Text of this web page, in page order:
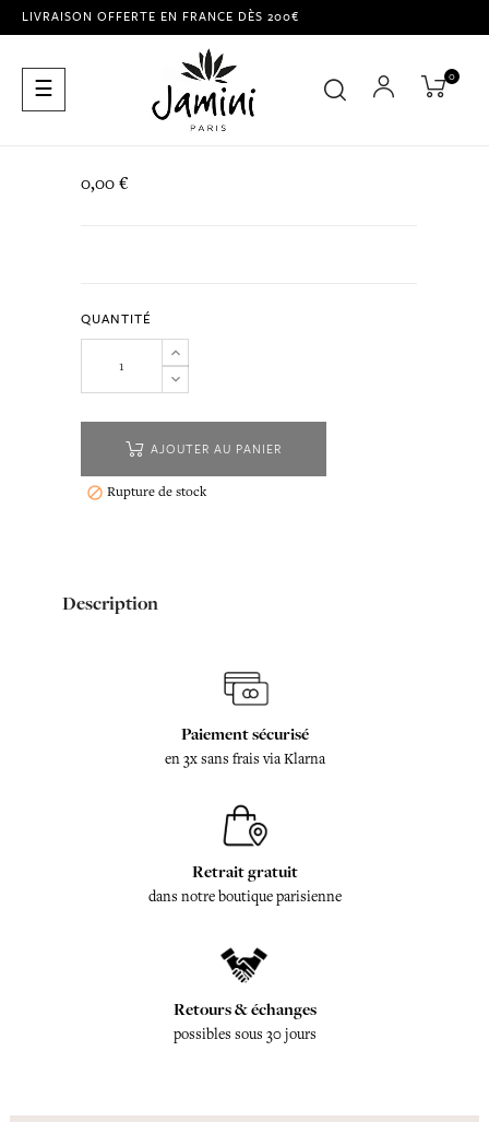
LIVRAISON OFFERTE EN FRANCE DÈS 200€
Basculer
la
☰ 0
0,00 €
QUANTITÉ
AJOUTER AU PANIER
 Rupture de stock
Description
Paiement sécurisé
en 3x sans frais via Klarna
Retrait gratuit
dans notre boutique parisienne
Retours & échanges
possibles sous 30 jours